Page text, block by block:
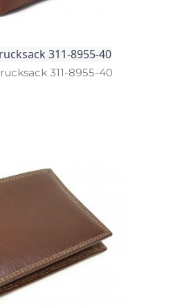
311-8955-40
311­-8955­-40